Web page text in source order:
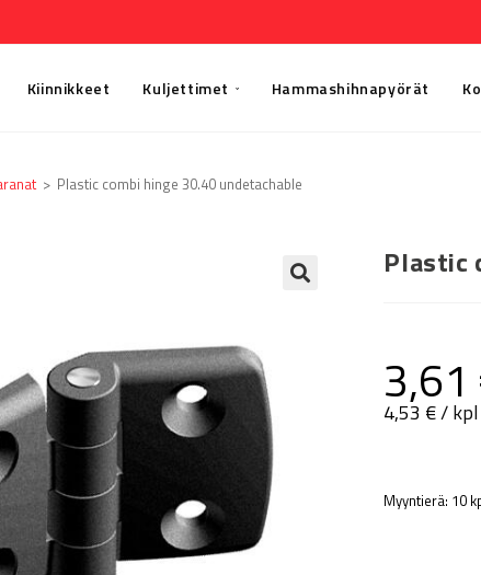
Kiinnikkeet Kuljettimet Hammashihnapyörät
> Plastic combi hinge 30.40 undetachable
Plastic
3,61
4,53 €/ kpl
Myyntierä: 10